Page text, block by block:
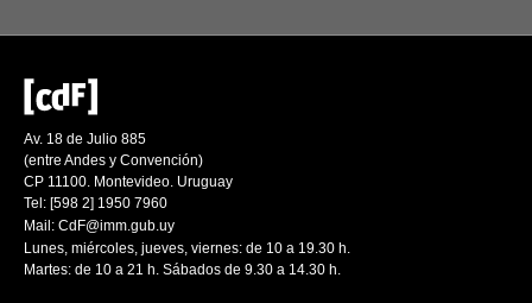
Av. 18 de Julio 885
(entre Andes y Convención)
CP 11100. Montevideo. Uruguay
Tel: [598 2] 1950 7960
Mail: CdF@imm.gub.uy
Lunes, miércoles, jueves, viernes: de 10 a 19.30 h.
Martes: de 10 a 21 h. Sábados de 9.30 a 14.30 h.